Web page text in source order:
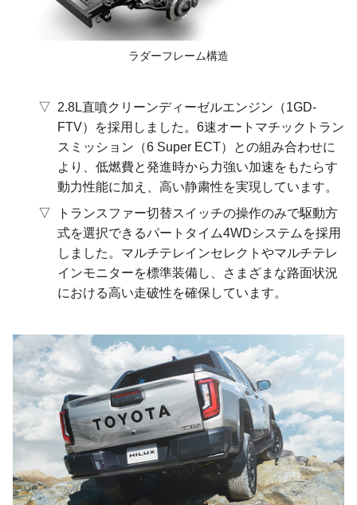
ラダーフレーム構造
2.8L直噴クリーンディーゼルエンジン（1GD-
FTV）を採用しました。6速オートマチックトラン
スミッション（6 Super ECT）との組み合わせに
より、低燃費と発進時から力強い加速をもたらす
動力性能に加え、高い静粛性を実現しています。
トランスファー切替スイッチの操作のみで駆動方
式を選択できるパートタイム4WDシステムを採用
しました。マルチテレインセレクトやマルチテレ
インモニターを標準装備し、さまざまな路面状況
における高い走破性を確保しています。